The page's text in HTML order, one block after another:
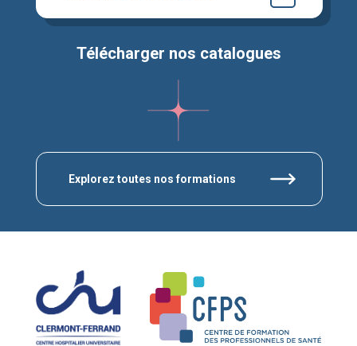
Explorez toutes nos formations
Télécharger nos catalogues